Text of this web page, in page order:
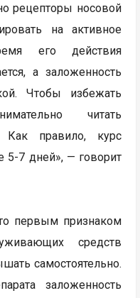
рецепторы носовой
на активное
его действия
а заложенность
Чтобы избежать
читать
Как правило, курс
5-7 дней», — говорит
первым признаком
средств
самостоятельно.
заложенность